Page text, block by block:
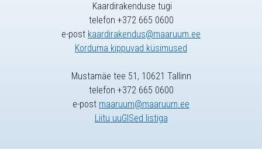
Kaardirakenduse tugi
telefon +372 665 0600
e-post kaardirakendus@maaruum.ee
Korduma kippuvad küsimused
Mustamäe tee 51, 10621 Tallinn
telefon +372 665 0600
e-post maaruum@maaruum.ee
Liitu uuGISed listiga